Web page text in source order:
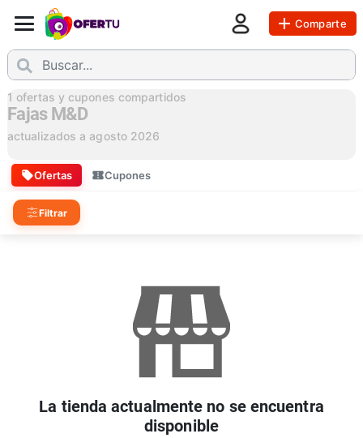
Comparte
1 ofertas y cupones compartidos
Fajas M&D
actualizados a agosto 2026
Ofertas Cupones
Filtrar
La tienda actualmente no se encuentra
disponible